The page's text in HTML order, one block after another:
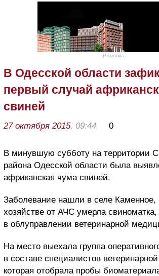
Реклама
В Одесской области
первый случай
свиней
27 октября 2015, 09:44 0
В минувшую субботу на территории
района Одесской области была
африканская чума свиней.
Заболевание нашли в селе Каменное,
хозяйстве от АЧС умерла
в облуправлении ветеринарной
На место выехала группа
в составе специалистов
которая отобрала пробы